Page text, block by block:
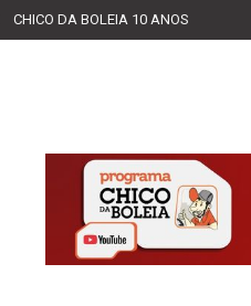
CHICO DA BOLEIA 10 ANOS